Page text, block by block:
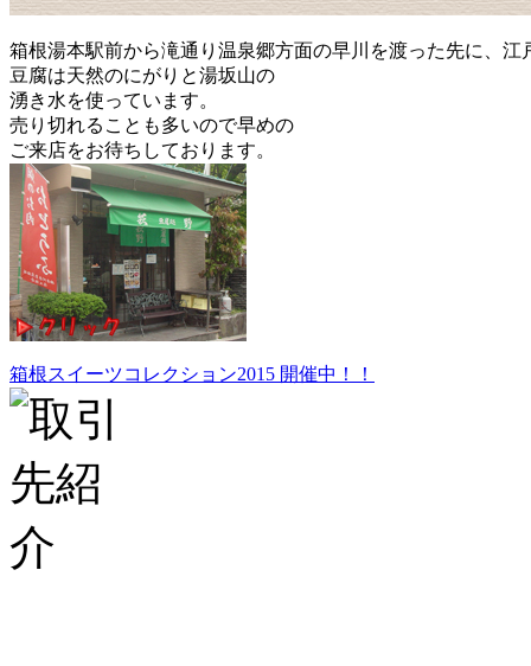
箱根湯本駅前から滝通り温泉郷方面の早川を渡った先に、
豆腐は天然のにがりと湯坂山の
湧き水を使っています。
売り切れることも多いので早めの
ご来店をお待ちしております。
箱根スイーツコレクション2015 開催中！！